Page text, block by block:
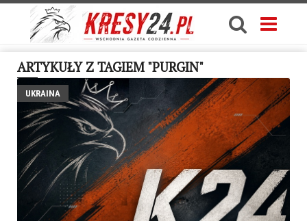
ARTYKUŁY Z TAGIEM "PURGIN"
UKRAINA